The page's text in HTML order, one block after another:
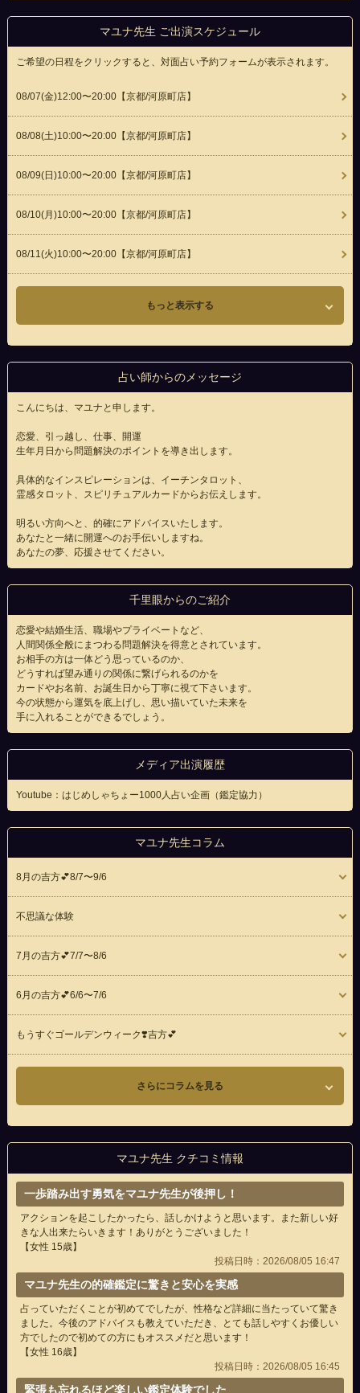
マユナ先生 ご出演スケジュール
ご希望の日程をクリックすると、対面占い予約フォームが表示されます。
08/07(金)12:00〜20:00【京都/河原町店】
08/08(土)10:00〜20:00【京都/河原町店】
08/09(日 )10:00〜20:00【京都/河原町店】
08/10(月 )10:00〜20:00【京都/河原町店】
08/11(火)10:00〜20:00【京都/河原町店】
もっと表示する
占い師からのメッセージ
こんにちは、マユナと申します。
恋愛、引っ越し、仕事、開運
生年月日から問題解決のポイントを導き出します。
具体的なインスピレーションは、イーチンタロット、
霊感タロット、スピリチュアルカードからお伝えします。
明るい方向へと、的確にアドバイスいたします。
あなたと一緒に開運へのお手伝いしますね。
あなたの夢、応援させてください。
千里眼からのご紹介
恋愛や結婚生活、職場やプライベートなど、
人間関係全般にまつわる問題解決を得意とされています。
お相手の方は一体どう思っているのか、
どうすれば望み通りの関係に繋げられるのかを
カードやお名前、お誕生日から丁寧に視て下さいます。
今の状態から運気を底上げし、思い描いていた未来を
手に入れることができるでしょう。
メディア出演履歴
Youtube：はじめしゃちょー1000人占い企画（鑑定協力）
マユナ先生コラム
8月の吉方💕8/7〜9/6
不思議な体験
7月の吉方💕7/7〜8/6
6月の吉方💕6/6〜7/6
もうすぐゴールデンウィーク❣️吉方💕
さらにコラムを見る
マユナ先生 クチコミ情報
一歩踏み出す勇気をマユナ先生が後押し！
アクションを起こしたかったら、話しかけようと思います。また新しい好
きな人出来たらいきます！ありがとうございました！
【女性 15歳】
投稿日時：2026/08/05 16:47
マユナ先生の的確鑑定に驚きと安心を実感
占っていただくことが初めてでしたが、性格など詳細に当たっていて驚き
ました。今後のアドバイスも教えていただき、とても話しやすくお優しい
方でしたので初めての方にもオススメだと思います！
【女性 16歳】
投稿日時：2026/08/05 16:45
緊張も忘れるほど楽しい鑑定体験でした